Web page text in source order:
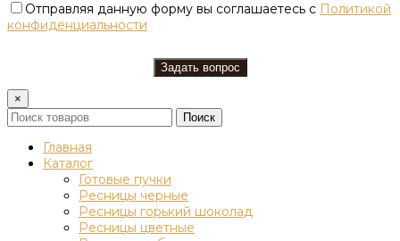
Отправляя данную форму вы соглашаетесь с Политикой
конфиденциальности
×
Поиск
Главная
Каталог
Готовые пучки
Ресницы черные
Ресницы горький шоколад
Ресницы цветные